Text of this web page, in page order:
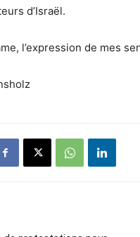
d’Israël.
l’expression de mes